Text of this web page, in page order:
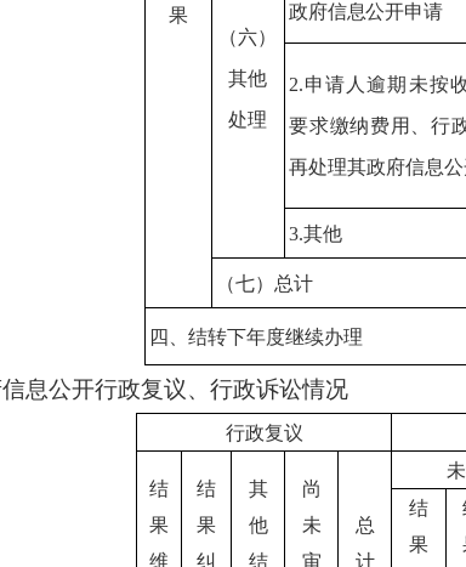
果
（六）
其他
处理
政府信息公开申请
2.申请人逾期未按
要求缴纳费用、行
再处理其政府信息
3.其他
（七）总计
四、结转下年度继续办理
息公开行政复议、行政诉讼情况
行政复议
结
果
维
结
果
纠
其
他
结
尚
未
审
总
计
结
果